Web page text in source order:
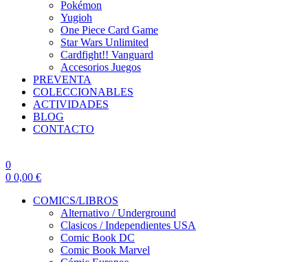
Pokémon
Yugioh
One Piece Card Game
Star Wars Unlimited
Cardfight!! Vanguard
Accesorios Juegos
PREVENTA
COLECCIONABLES
ACTIVIDADES
BLOG
CONTACTO
0
0 0,00 €
COMICS/LIBROS
Alternativo / Underground
Clasicos / Independientes USA
Comic Book DC
Comic Book Marvel